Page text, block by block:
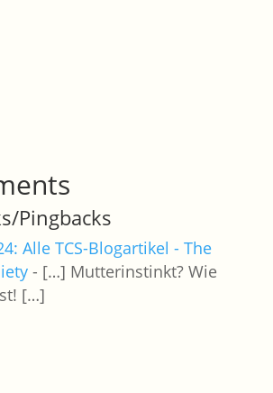
Pingbacks
Alle TCS-Blogartikel - The
- […] Mutterinstinkt? Wie
[…]